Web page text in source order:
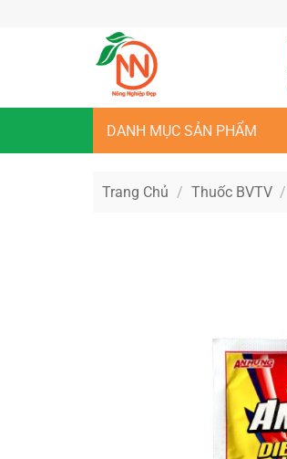
DANH MỤC SẢN PHẨM
Trang Chủ / Thuốc BVTV /